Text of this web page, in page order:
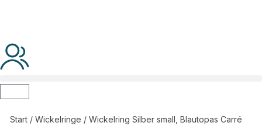
Start /Wickelringe / Wickelring Silber small, Blautopas Carré